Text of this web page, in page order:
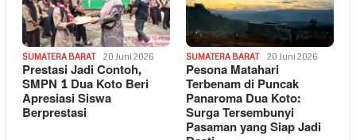
SUMATERA BARAT 20 Juni 2026
Prestasi Jadi Contoh,
SMPN 1 Dua Koto Beri
Apresiasi Siswa
Berprestasi
SUMATERA BARAT 20 Juni 2026
Pesona Matahari
Terbenam di Puncak
Panaroma Dua Koto:
Surga Tersembunyi
Pasaman yang Siap Jadi